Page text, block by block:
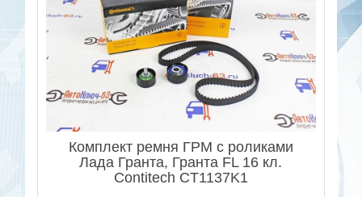
Комплект ремня ГРМ с роликами
Лада Гранта, Гранта FL 16 кл.
Contitech CT1137K1